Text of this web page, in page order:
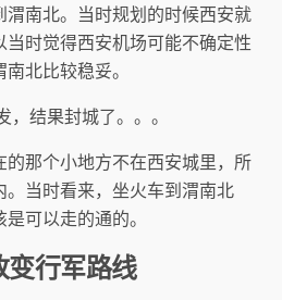
南北。当时规划的时候西安就
时觉得西安机场可能不确定性
北比较稳妥。
结果封城了。。。
那个小地方不在西安城里，所
当时看来，坐火车到渭南北
可以走的通的。
变行军路线